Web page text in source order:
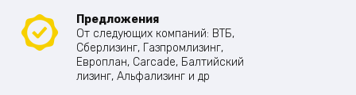
Предложения
От следующих компаний: ВТБ,
Сберлизинг, Газпромлизинг,
Европлан, Carcade, Балтийский
лизинг, Альфализинг и др